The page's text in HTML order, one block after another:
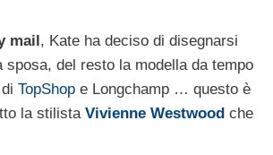
mail , Kate ha deciso di disegnarsi
sposa, del resto la modella da tempo
TopShop e Longchamp … questo è
la stilista Vivienne Westwood che